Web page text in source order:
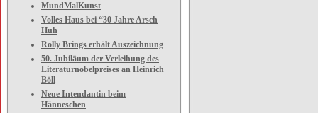
MundMalKunst
Volles Haus bei “30 Jahre Arsch
Huh
Rolly Brings erhält Auszeichnung
50. Jubiläum der Verleihung des
Literaturnobelpreises an Heinrich
Böll
Neue Intendantin beim
Hänneschen